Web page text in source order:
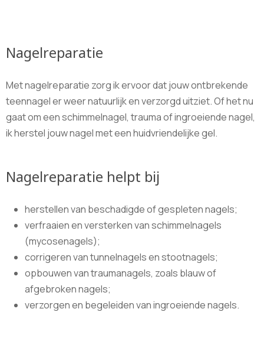
Nagelreparatie
Met nagelreparatie zorg ik ervoor dat jouw ontbrekende
teennagel er weer natuurlijk en verzorgd uitziet. Of het nu
gaat om een ​​schimmelnagel, trauma of ingroeiende nagel,
ik herstel jouw nagel met een huidvriendelijke gel.
Nagelreparatie helpt bij
herstellen van beschadigde of gespleten nagels;
verfraaien en versterken van schimmelnagels
(mycosenagels);
corrigeren van tunnelnagels en stootnagels;
opbouwen van traumanagels, zoals blauw of
afgebroken nagels;
verzorgen en begeleiden van ingroeiende nagels.